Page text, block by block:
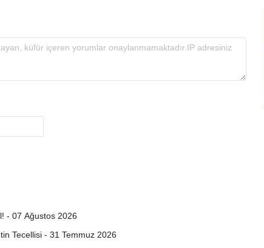
değil! - 07 Ağustos 2026
Adaletin Tecellisi - 31 Temmuz 2026